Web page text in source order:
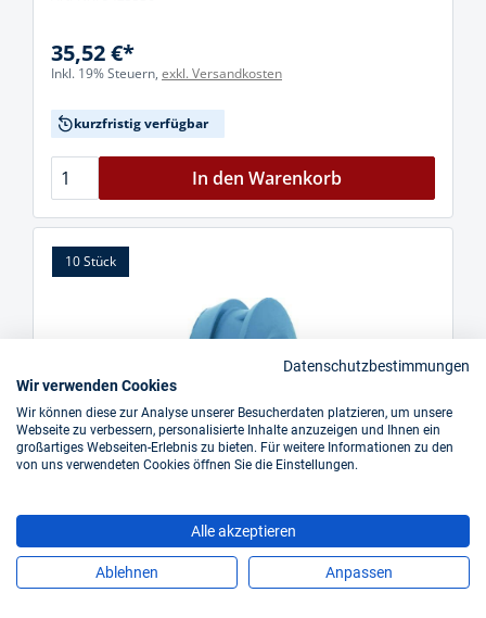
35,52 €*
Inkl. 19% Steuern, exkl. Versandkosten
kurzfristig verfügbar
In den Warenkorb
10 Stück
GEKA Dichtring GEKA plus 300 K EPDM GEKA
Datenschutzbestimmungen
Wir verwenden Cookies
Wir können diese zur Analyse unserer Besucherdaten platzieren, um unsere
Webseite zu verbessern, personalisierte Inhalte anzuzeigen und Ihnen ein
großartiges Webseiten-Erlebnis zu bieten. Für weitere Informationen zu den
von uns verwendeten Cookies öffnen Sie die Einstellungen.
Alle akzeptieren
Ablehnen Anpassen